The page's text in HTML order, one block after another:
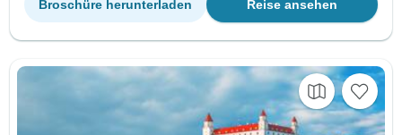
Reise ansehen
Broschüre herunterladen